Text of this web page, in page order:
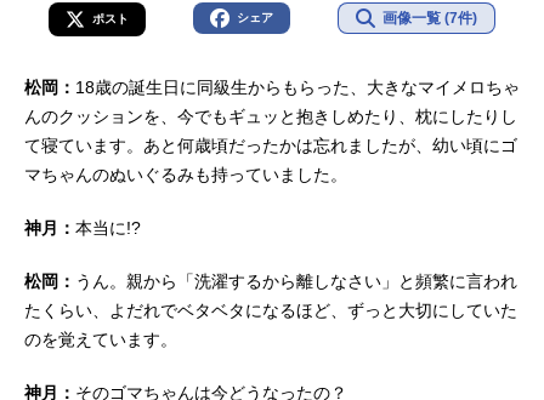
ポスト シェア 画像一覧 (7件)
松岡： 18歳の誕生日に同級生からもらった、大きなマイメロちゃ
んのクッションを、今でもギュッと抱きしめたり、枕にしたりし
て寝ています。あと何歳頃だったかは忘れましたが、幼い頃にゴ
マちゃんのぬいぐるみも持っていました。
神月： 本当に!?
松岡： うん。親から「洗濯するから離しなさい」と頻繁に言われ
たくらい、よだれでベタベタになるほど、ずっと大切にしていた
のを覚えています。
神月： そのゴマちゃんは今どうなったの？